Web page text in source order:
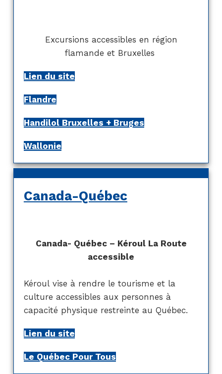
Excursions accessibles en région
flamande et Bruxelles
Lien du site
Flandre
Handilol Bruxelles + Bruges
Wallonie
Canada-Québec
Canada- Québec – Kéroul La Route
accessible
Kéroul vise à rendre le tourisme et la
culture accessibles aux personnes à
capacité physique restreinte au Québec.
Lien du site
Le Québec Pour Tous